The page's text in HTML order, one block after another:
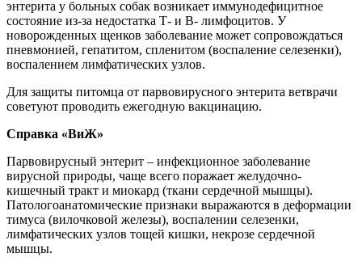
энтерита у больных собак возникает иммунодефицитное
состояние из-за недостатка Т- и В- лимфоцитов. У
новорожденных щенков заболевание может сопровождаться
пневмонией, гепатитом, спленитом (воспаление селезенки),
воспалением лимфатических узлов.
Для защиты питомца от парвовирусного энтерита ветврачи
советуют проводить ежегодную вакцинацию.
Справка «ВиЖ»
Парвовирусный энтерит – инфекционное заболевание
вирусной природы, чаще всего поражает желудочно-
кишечный тракт и миокард (ткани сердечной мышцы).
Патологоанатомические признаки выражаются в деформации
тимуса (вилочковой железы), воспалении селезенки,
лимфатических узлов тощей кишки, некрозе сердечной
мышцы.